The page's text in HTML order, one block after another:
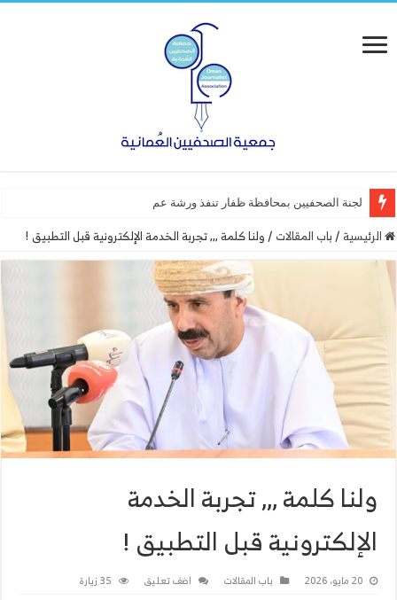
لجنة الصحفيين بمحافظة ظفار تنفذ ورشة عمل “أساسيات التصم
الرئيسية /باب المقالات /ولنا كلمة ,,, تجربة الخدمة الإلكترونية قبل التطبيق !
ولنا كلمة ,,, تجربة الخدمة
الإلكترونية قبل التطبيق !
20 مايو، 2026 باب المقالات اضف تعليق 35 زيارة